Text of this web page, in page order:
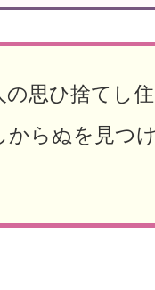
思ひ捨てし
からぬを見つ